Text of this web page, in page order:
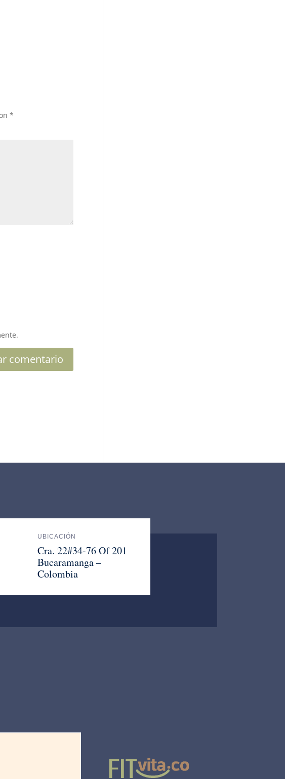
*
UBICACIÓN
Cra. 22#34-76 Of 201
Bucaramanga –
Colombia